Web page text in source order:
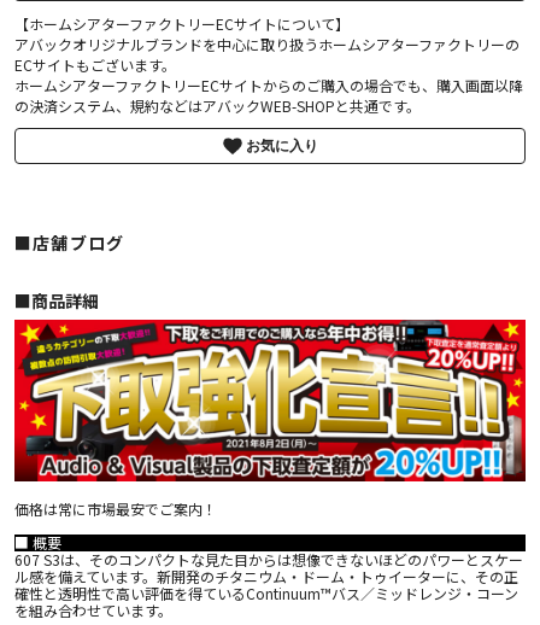
【ホームシアターファクトリーECサイトについて】
アバックオリジナルブランドを中心に取り扱うホームシアターファクトリーの
ECサイトもございます。
ホームシアターファクトリーECサイトからのご購入の場合でも、購入画面以降
の決済システム、規約などはアバックWEB-SHOPと共通です。
お気に入り
■店舗ブログ
■︎商品詳細
価格は常に市場最安でご案内！
■ 概要
607 S3は、そのコンパクトな見た目からは想像できないほどのパワーとスケー
ル感を備えています。新開発のチタニウム・ドーム・トゥイーターに、その正
確性と透明性で高い評価を得ているContinuum™バス／ミッドレンジ・コーン
を組み合わせています。